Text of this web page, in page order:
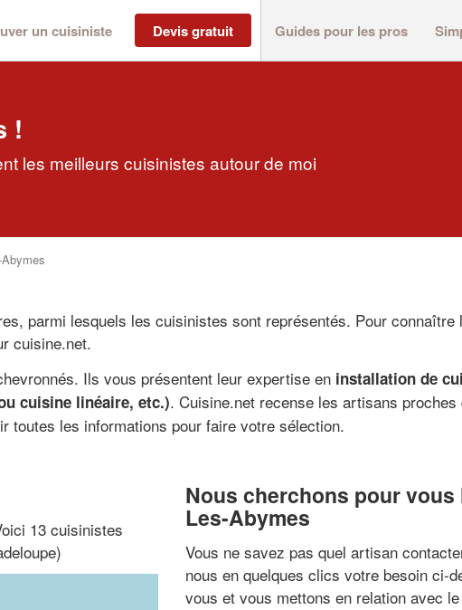
un cuisiniste Devis gratuit Guides pour les pros
!
les meilleurs cuisinistes autour de moi
parmi lesquels les cuisinistes sont représentés. Pour
cuisine.net.
Ils vous présentent leur expertise en installation de
cuisine linéaire, etc.). Cuisine.net recense les artisans
les informations pour faire votre sélection.
13 cuisinistes
Nous cherchons pour
Les-Abymes
Vous ne savez pas quel artisan
nous en quelques clics votre besoin ci-
vous et vous mettons en relation avec